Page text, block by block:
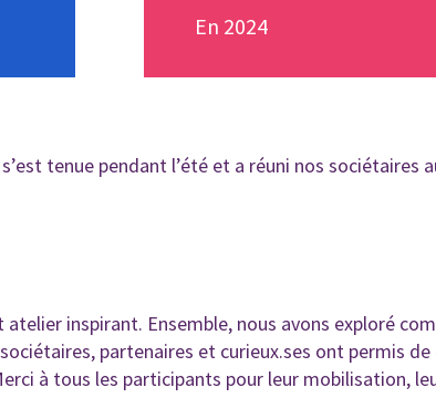
En 2024
tenue pendant l’été et a réuni nos
atelier inspirant. Ensemble, nous avons exploré
partenaires et curieux.ses ont permis de
à tous les participants pour leur mobilisation,